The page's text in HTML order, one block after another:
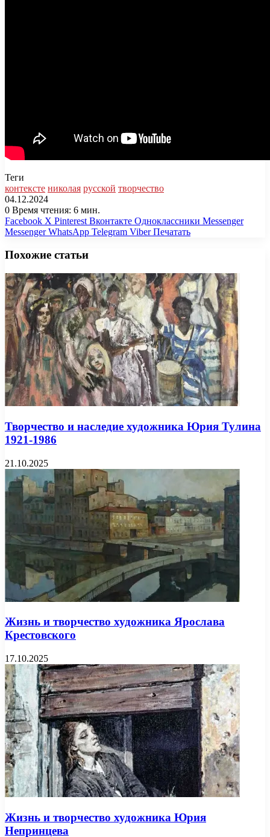
Теги
контексте николая русской творчество
04.12.2024
0 Время чтения: 6 мин.
Facebook X Pinterest Вконтакте Одноклассники Messenger
Messenger WhatsApp Telegram Viber Печатать
Похожие статьи
Творчество и наследие художника Юрия Тулина
1921-1986
21.10.2025
Жизнь и творчество художника Ярослава
Крестовского
17.10.2025
Жизнь и творчество художника Юрия
Непринцева